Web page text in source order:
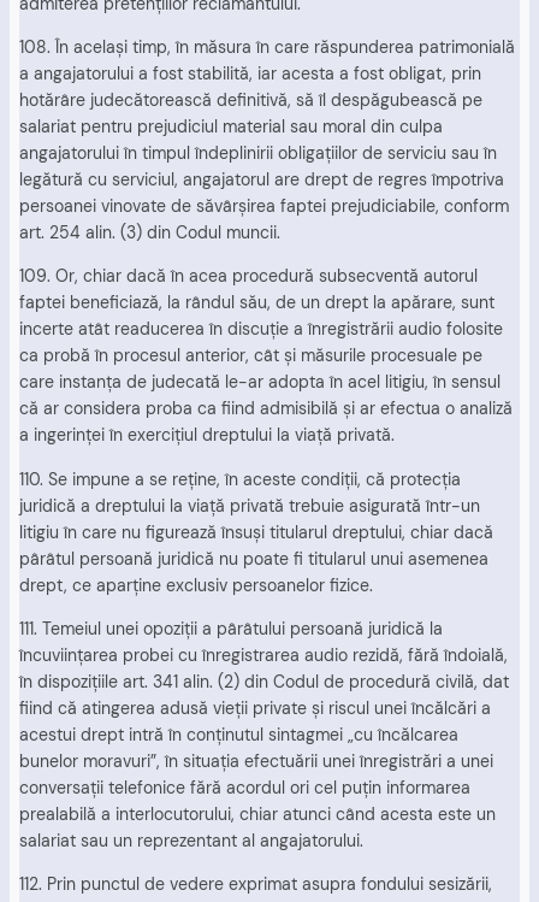
108. În acelaşi timp, în măsura în care răspunderea patrimonială
a angajatorului a fost stabilită, iar acesta a fost obligat, prin
hotărâre judecătorească definitivă, să îl despăgubească pe
salariat pentru prejudiciul material sau moral din culpa
angajatorului în timpul îndeplinirii obligaţiilor de serviciu sau în
legătură cu serviciul, angajatorul are drept de regres împotriva
persoanei vinovate de săvârşirea faptei prejudiciabile, conform
art. 254 alin. (3) din Codul muncii.
109. Or, chiar dacă în acea procedură subsecventă autorul
faptei beneficiază, la rândul său, de un drept la apărare, sunt
incerte atât readucerea în discuţie a înregistrării audio folosite
ca probă în procesul anterior, cât şi măsurile procesuale pe
care instanţa de judecată le-ar adopta în acel litigiu, în sensul
că ar considera proba ca fiind admisibilă şi ar efectua o analiză
a ingerinţei în exerciţiul dreptului la viaţă privată.
110. Se impune a se reţine, în aceste condiţii, că protecţia
juridică a dreptului la viaţă privată trebuie asigurată într-un
litigiu în care nu figurează însuşi titularul dreptului, chiar dacă
pârâtul persoană juridică nu poate fi titularul unui asemenea
drept, ce aparţine exclusiv persoanelor fizice.
111. Temeiul unei opoziţii a pârâtului persoană juridică la
încuviinţarea probei cu înregistrarea audio rezidă, fără îndoială,
în dispoziţiile art. 341 alin. (2) din Codul de procedură civilă, dat
fiind că atingerea adusă vieţii private şi riscul unei încălcări a
acestui drept intră în conţinutul sintagmei „cu încălcarea
bunelor moravuri”, în situaţia efectuării unei înregistrări a unei
conversaţii telefonice fără acordul ori cel puţin informarea
prealabilă a interlocutorului, chiar atunci când acesta este un
salariat sau un reprezentant al angajatorului.
112. Prin punctul de vedere exprimat asupra fondului sesizării,